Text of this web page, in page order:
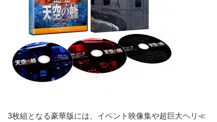
3枚組となる豪華版には、イベント映像集や超巨大ヘリ≪